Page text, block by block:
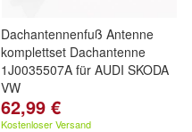
Dachantennenfuß Antenne
komplettset Dachantenne
1J0035507A für AUDI SKODA
VW
62,99 €
Kostenloser Versand